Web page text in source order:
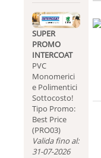
SUPER
PROMO
INTERCOAT
PVC
Monomerici
e Polimentici
Sottocosto!
Tipo Promo:
Best Price
(PRO03)
Valida fino al:
31-07-2026